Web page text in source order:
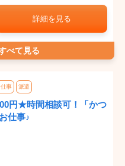
詳細を見る
べて見る
事 派遣
円★時間相談可！「かつ
仕事♪